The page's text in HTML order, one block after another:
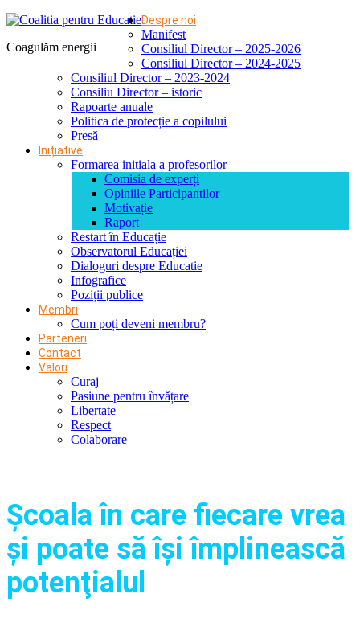
Coagulăm energii
Despre noi
Manifest
Consiliul Director – 2025-2026
Consiliul Director – 2024-2025
Consiliul Director – 2023-2024
Consiliu Director – istoric
Rapoarte anuale
Politica de protecție a copilului
Presă
Inițiative
Formarea initiala a profesorilor
Comisia de experți
Opiniile Participantilor
Motivație
Raport
Restart în Educație
Observatorul Educației
Dialoguri despre Educatie
Infografice
Poziții publice
Membri
Cum poți deveni membru?
Parteneri
Contact
Valori
Curaj
Pasiune pentru învățare
Libertate
Respect
Colaborare
Şcoala în care fiecare vrea
și poate să își împlinească
potenţialul